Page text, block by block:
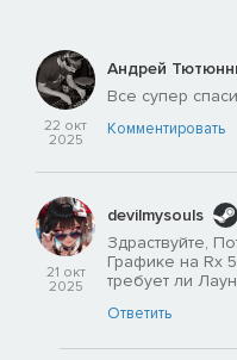
22 окт
2025
Андрей
Все супер
Комментировать
21 окт
2025
devilmysouls
Здраствуйте,
Графике на Rx
требует ли
Ответить